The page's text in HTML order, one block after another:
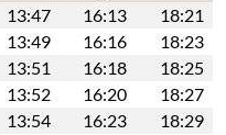
13:47 16:13
18:21
13:49 16:16
18:23
13:51 16:18
18:25
13:52 16:20
18:27
13:54 16:23
18:29